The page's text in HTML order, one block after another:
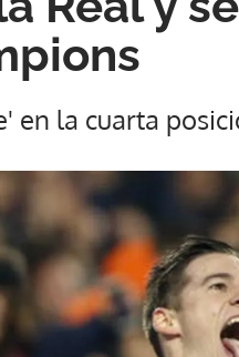
en la cuarta